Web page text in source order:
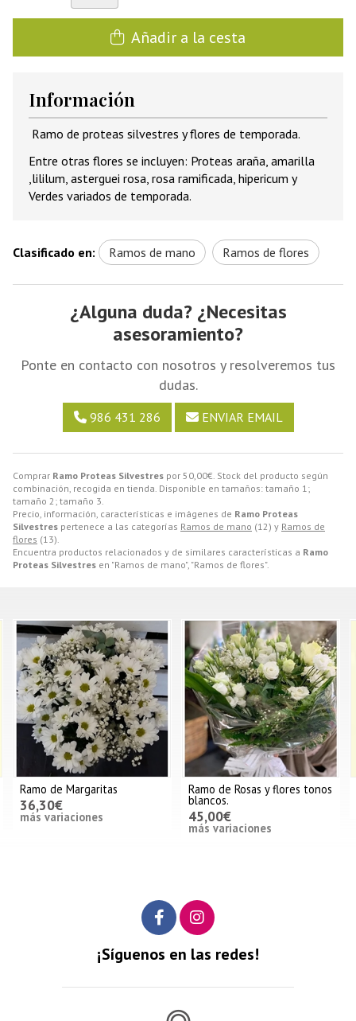
Añadir a la cesta
Comprar Ramo Proteas Silvestres por 50,00€. Stock del producto según
combinación, recogida en tienda. Disponible en tamaños: tamaño 1;
tamaño 2; tamaño 3.
Precio, información, características e imágenes de Ramo Proteas
Silvestres pertenece a las categorías Ramos de mano (12) y Ramos de
flores (13).
Encuentra productos relacionados y de similares características a Ramo
Proteas Silvestres en "Ramos de mano", "Ramos de flores".
Información
Ramo de proteas silvestres y flores de temporada.
Entre otras flores se incluyen: Proteas araña, amarilla
,lililum, asterguei rosa, rosa ramificada, hipericum y
Verdes variados de temporada.
Clasificado en: Ramos de mano Ramos de flores
¿Alguna duda? ¿Necesitas
asesoramiento?
Ponte en contacto con nosotros y resolveremos tus
dudas.
986 431 286 ENVIAR EMAIL
Margaritas Ramo de Rosas y flores tonos
más variaciones
Ramo de
¡Síguenos en las redes!